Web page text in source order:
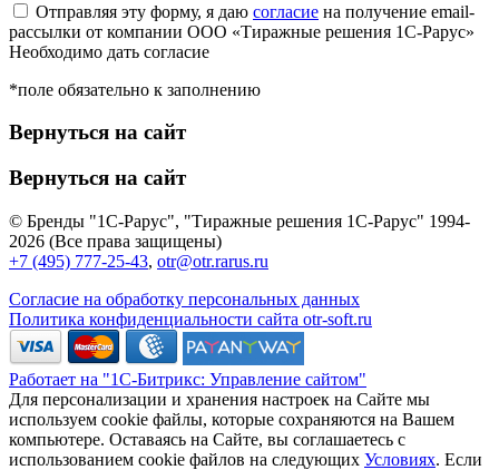
Отправляя эту форму, я даю согласие на получение email-
рассылки от компании ООО «Тиражные решения 1С-Рарус»
Необходимо дать согласие
*поле обязательно к заполнению
Вернуться на сайт
Вернуться на сайт
© Бренды "1С-Рарус", "Тиражные решения 1С-Рарус" 1994-
2026 (Все права защищены)
+7 (495) 777-25-43, otr@otr.rarus.ru
Согласие на обработку персональных данных
Политика конфиденциальности сайта otr-soft.ru
Работает на "1С-Битрикс: Управление сайтом"
Для персонализации и хранения настроек на Сайте мы
используем cookie файлы, которые сохраняются на Вашем
компьютере. Оставаясь на Сайте, вы соглашаетесь с
использованием cookie файлов на следующих Условиях. Если